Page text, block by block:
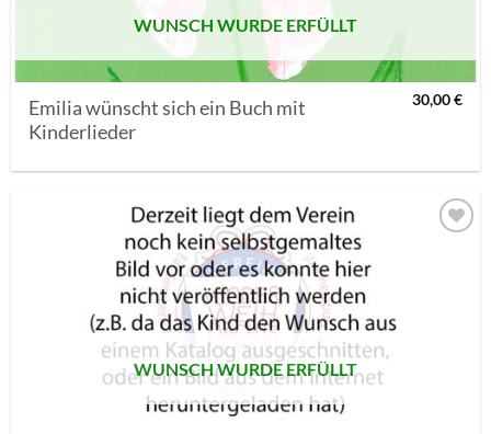
WUNSCH WURDE ERFÜLLT
Emilia wünscht sich ein Buch mit
Kinderlieder
30,00€
WUNSCH WURDE ERFÜLLT